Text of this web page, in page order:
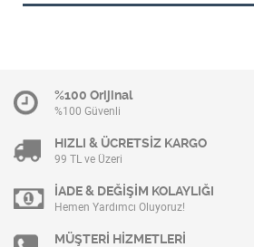
%100 Orijinal
%100 Güvenli
HIZLI & ÜCRETSİZ KARGO
99 TL ve Üzeri
İADE & DEĞİŞİM KOLAYLIĞI
Hemen Yardımcı Oluyoruz!
MÜŞTERİ HİZMETLERİ